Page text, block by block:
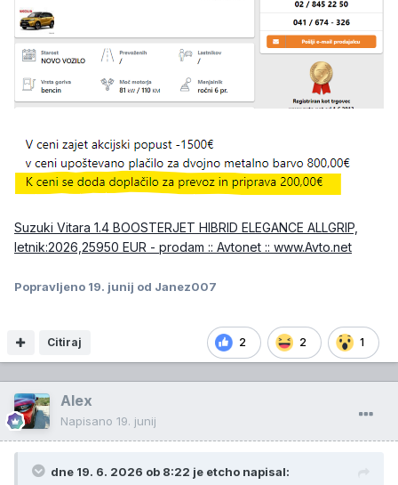
Suzuki Vitara 1.4 BOOSTERJET HIBRID ELEGANCE ALLGRIP,
letnik:2026,25950 EUR - prodam :: Avtonet :: www.Avto.net
Popravljeno 19. junij od Janez007
2 2 1
Citiraj
Alex
Napisano 19. junij
dne 19. 6. 2026 ob 8:22 je etcho napisal: